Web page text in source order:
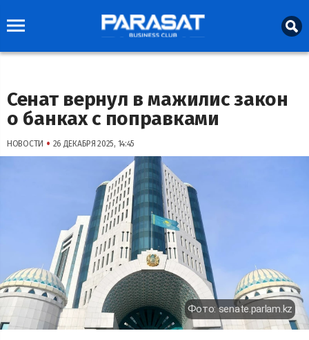
Сенат вернул в мажилис закон
о банках с поправками
НОВОСТИ • 26 ДЕКАБРЯ 2025, 14:45
Фото: senate.parlam.kz